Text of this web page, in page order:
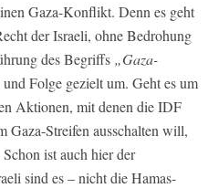
Gaza-Konflikt. Denn es geht
der Israeli, ohne Bedrohung
des Begriffs „Gaza-
Folge gezielt um. Geht es um
Aktionen, mit denen die IDF
Gaza-Streifen ausschalten will,
ist auch hier der
sind es – nicht die Hamas-